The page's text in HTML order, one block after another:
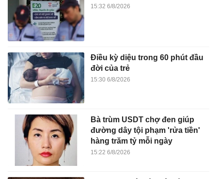
15:32 6/8/2026
Điều kỳ diệu trong 60 phút đầu
đời của trẻ
15:30 6/8/2026
Bà trùm USDT chợ đen giúp
đường dây tội phạm 'rửa tiền'
hàng trăm tỷ mỗi ngày
15:22 6/8/2026